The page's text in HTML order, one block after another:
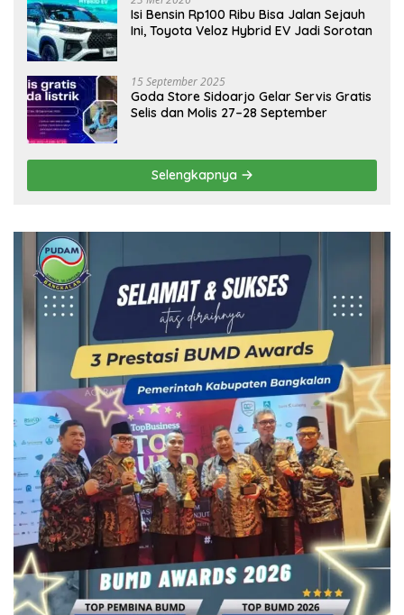
Isi Bensin Rp100 Ribu Bisa Jalan Sejauh
Ini, Toyota Veloz Hybrid EV Jadi Sorotan
15 September 2025
Goda Store Sidoarjo Gelar Servis Gratis
Selis dan Molis 27–28 September
Selengkapnya